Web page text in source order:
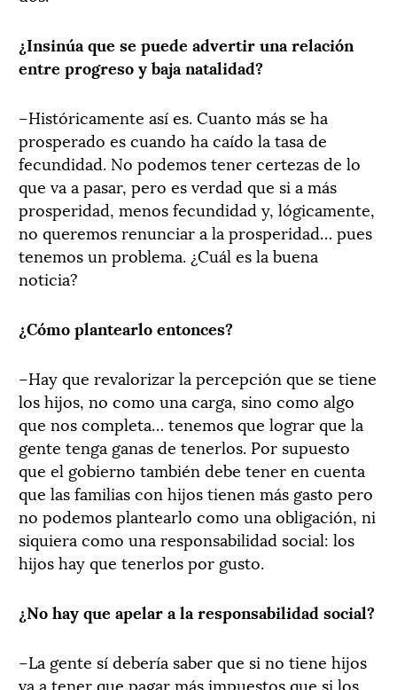
¿Insinúa que se puede advertir una relación
entre progreso y baja natalidad?
–Históricamente así es. Cuanto más se ha
prosperado es cuando ha caído la tasa de
fecundidad. No podemos tener certezas de lo
que va a pasar, pero es verdad que si a más
prosperidad, menos fecundidad y, lógicamente,
no queremos renunciar a la prosperidad… pues
tenemos un problema. ¿Cuál es la buena
noticia?
¿Cómo plantearlo entonces?
–Hay que revalorizar la percepción que se tiene
los hijos, no como una carga, sino como algo
que nos completa… tenemos que lograr que la
gente tenga ganas de tenerlos. Por supuesto
que el gobierno también debe tener en cuenta
que las familias con hijos tienen más gasto pero
no podemos plantearlo como una obligación, ni
siquiera como una responsabilidad social: los
hijos hay que tenerlos por gusto.
¿No hay que apelar a la responsabilidad social?
–La gente sí debería saber que si no tiene hijos
va a tener que pagar más impuestos que si los